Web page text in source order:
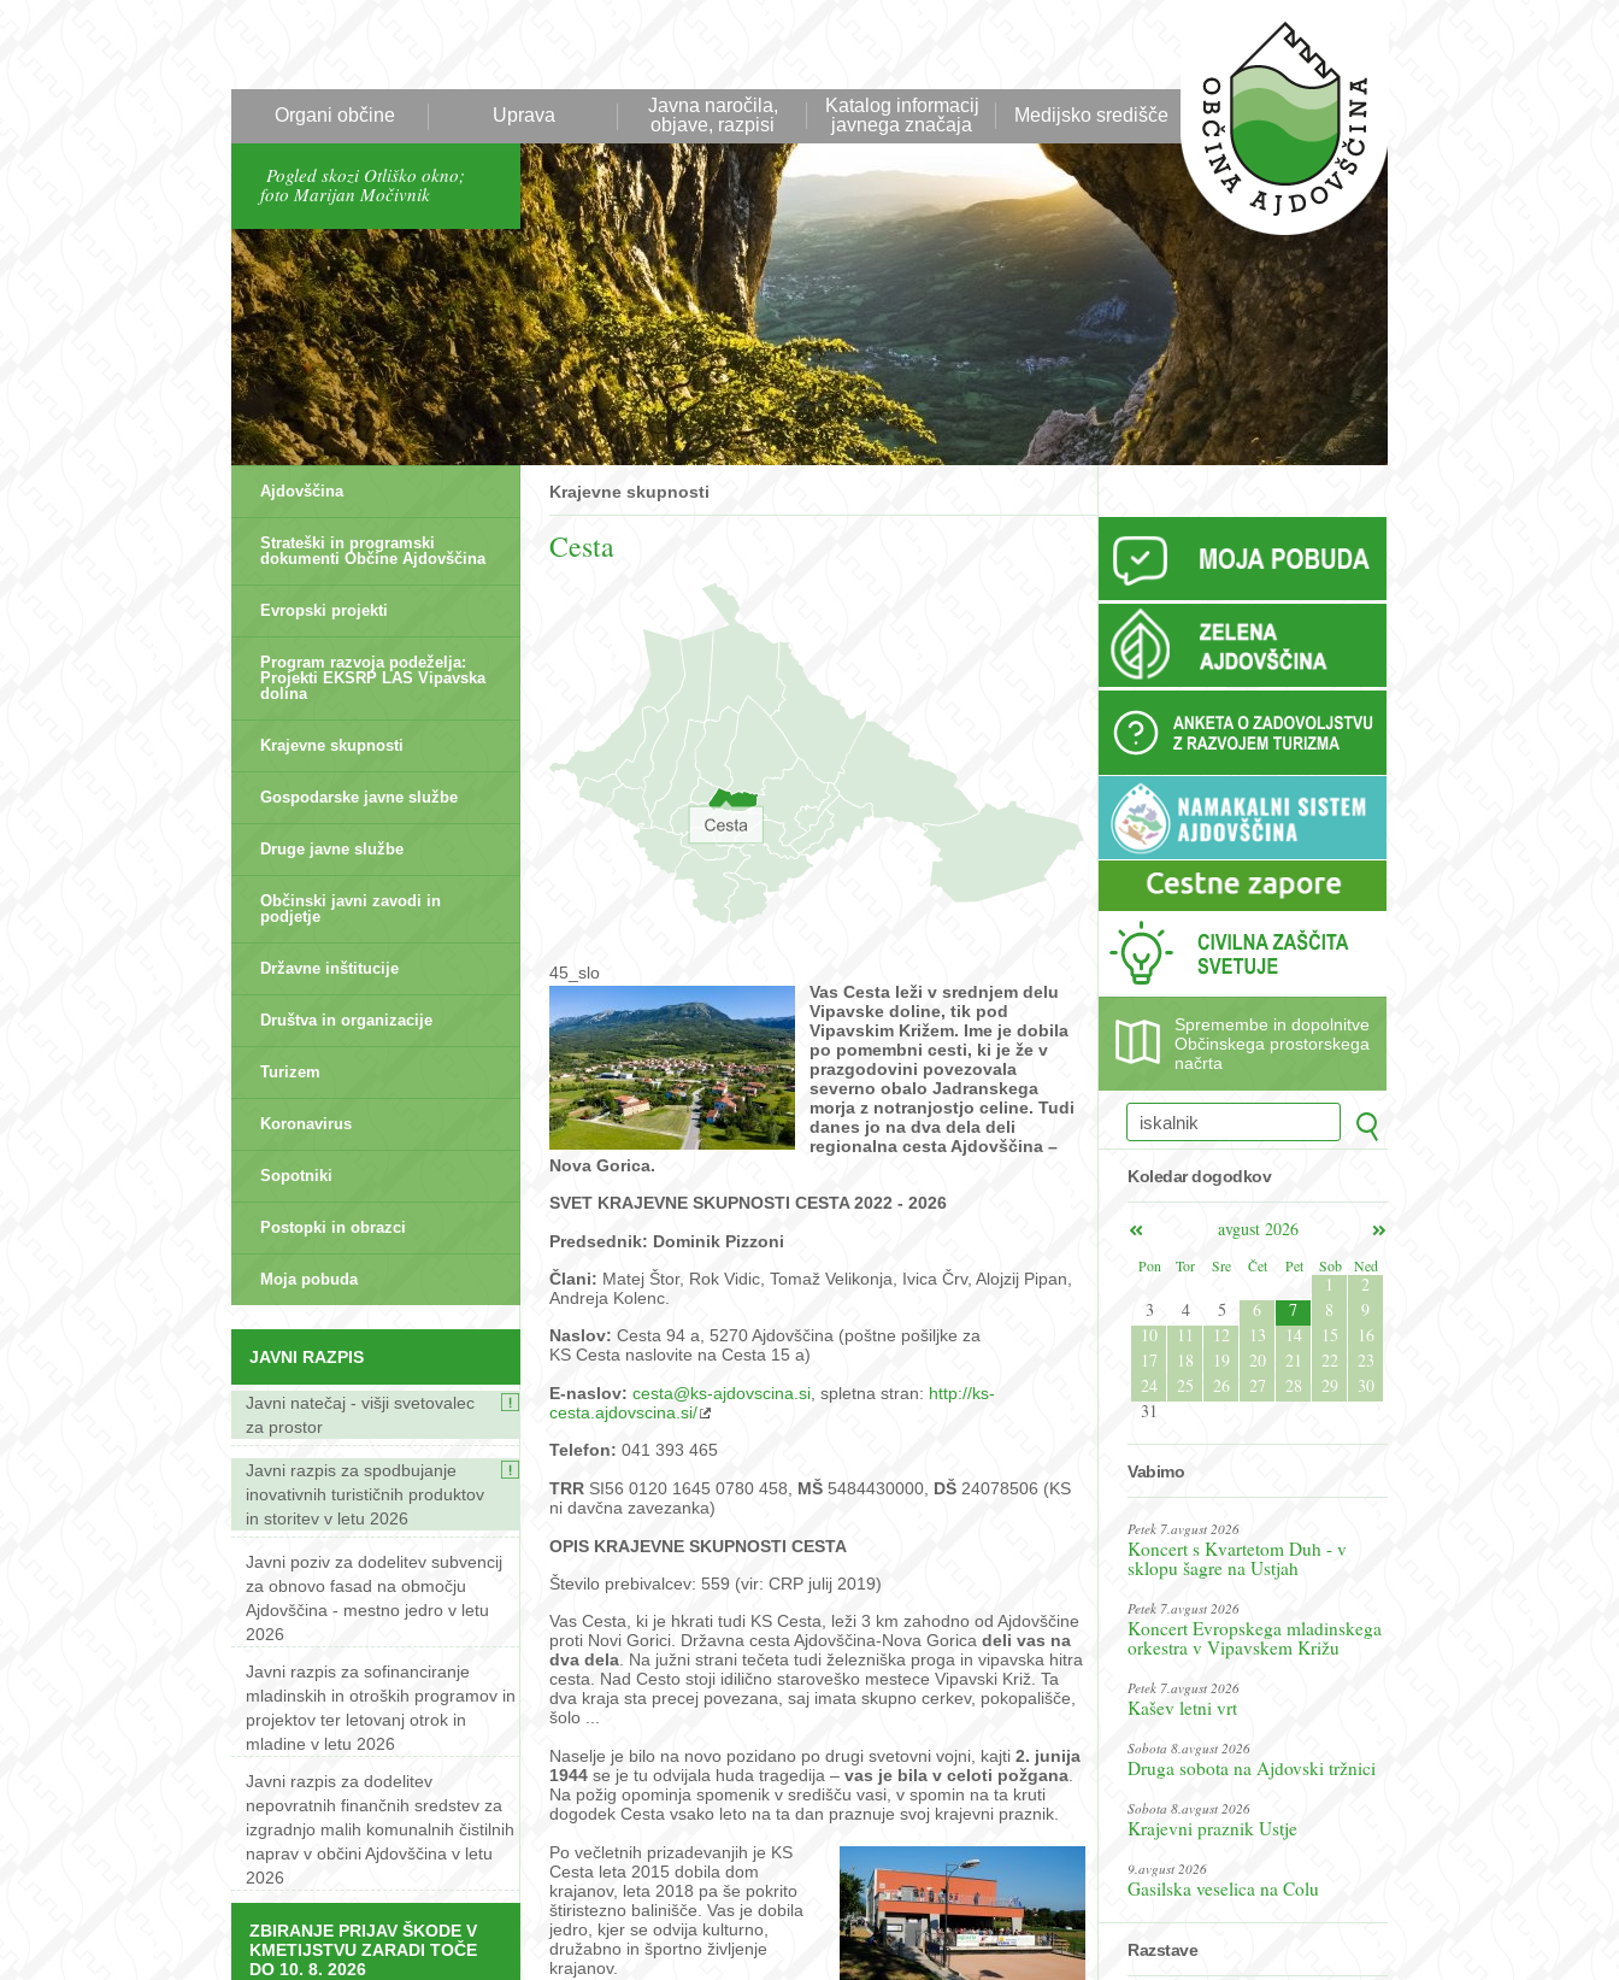
Organi občine Uprava
Javna naročila,
objave, razpisi
Katalog informacij
javnega značaja
Medijsko središče
Pogled skozi Otliško okno;
foto Marijan Močivnik
Ajdovščina
Strateški in programski
dokumenti Občine Ajdovščina
Evropski projekti
Program razvoja podeželja:
Projekti EKSRP LAS Vipavska
dolina
Krajevne skupnosti
Gospodarske javne službe
Druge javne službe
Občinski javni zavodi in
podjetje
Državne inštitucije
Društva in organizacije
Turizem
Koronavirus
Sopotniki
Postopki in obrazci
Moja pobuda
JAVNI RAZPIS
Javni natečaj - višji svetovalec
za prostor
Javni razpis za spodbujanje
inovativnih turističnih produktov
in storitev v letu 2026
Javni poziv za dodelitev subvencij
za obnovo fasad na območju
Ajdovščina - mestno jedro v letu
2026
Javni razpis za sofinanciranje
mladinskih in otroških programov in
projektov ter letovanj otrok in
mladine v letu 2026
Javni razpis za dodelitev
nepovratnih finančnih sredstev za
izgradnjo malih komunalnih čistilnih
naprav v občini Ajdovščina v letu
2026
ZBIRANJE PRIJAV ŠKODE V
KMETIJSTVU ZARADI TOČE
DO 10. 8. 2026
Krajevne skupnosti
Cesta
45_slo
Vas Cesta leži v srednjem delu
Vipavske doline, tik pod
Vipavskim Križem. Ime je dobila
po pomembni cesti, ki je že v
prazgodovini povezovala
severno obalo Jadranskega
morja z notranjostjo celine. Tudi
danes jo na dva dela deli
regionalna cesta Ajdovščina –
Nova Gorica.
SVET KRAJEVNE SKUPNOSTI CESTA 2022 - 2026
Predsednik: Dominik Pizzoni
Člani: Matej Štor, Rok Vidic, Tomaž Velikonja, Ivica Črv, Alojzij Pipan,
Andreja Kolenc.
Naslov: Cesta 94 a, 5270 Ajdovščina (poštne pošiljke za
KS Cesta naslovite na Cesta 15 a)
E-naslov: cesta@ks-ajdovscina.si , spletna stran: http://ks-
cesta.ajdovscina.si/
Telefon: 041 393 465
TRR SI56 0120 1645 0780 458, MŠ 5484430000, DŠ 24078506 (KS
ni davčna zavezanka)
OPIS KRAJEVNE SKUPNOSTI CESTA
Število prebivalcev: 559 (vir: CRP julij 2019)
Vas Cesta, ki je hkrati tudi KS Cesta, leži 3 km zahodno od Ajdovščine
proti Novi Gorici. Državna cesta Ajdovščina-Nova Gorica deli vas na
dva dela. Na južni strani tečeta tudi železniška proga in vipavska hitra
cesta. Nad Cesto stoji idilično staroveško mestece Vipavski Križ. Ta
dva kraja sta precej povezana, saj imata skupno cerkev, pokopališče,
šolo ...
Naselje je bilo na novo pozidano po drugi svetovni vojni, kajti 2. junija
1944 se je tu odvijala huda tragedija – vas je bila v celoti požgana.
Na požig opominja spomenik v središču vasi, v spomin na ta kruti
dogodek Cesta vsako leto na ta dan praznuje svoj krajevni praznik.
Po večletnih prizadevanjih je KS
Cesta leta 2015 dobila dom
krajanov, leta 2018 pa še pokrito
štiristezno balinišče. Vas je dobila
jedro, kjer se odvija kulturno,
družabno in športno življenje
krajanov.
Spremembe in dopolnitve
Občinskega prostorskega
načrta
Koledar dogodkov
avgust 2026
Pon
Tor Sre Čet Pet Sob Ned
1
2
3
4 5 6 7 8
9
10
11 12 13 14 15
16
17
18 19 20 21 22
23
24
25 26 27 28 29
30
31
Vabimo
Petek 7.avgust 2026
Koncert s Kvartetom Duh - v
sklopu šagre na Ustjah
Petek 7.avgust 2026
Koncert Evropskega mladinskega
orkestra v Vipavskem Križu
Petek 7.avgust 2026
Kašev letni vrt
Sobota 8.avgust 2026
Druga sobota na Ajdovski tržnici
Sobota 8.avgust 2026
Krajevni praznik Ustje
9.avgust 2026
Gasilska veselica na Colu
Razstave